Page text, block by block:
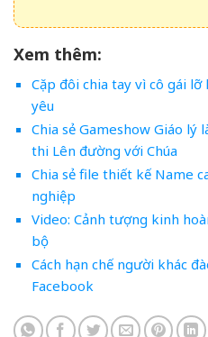
Xem thêm:
Cặp đôi chia tay vì cô gái
yêu
Chia sẻ Gameshow Giáo lý
thi Lên đường với Chúa
Chia sẻ file thiết kế Name
nghiệp
Video: Cảnh tượng kinh
bộ
Cách hạn chế người khác
Facebook